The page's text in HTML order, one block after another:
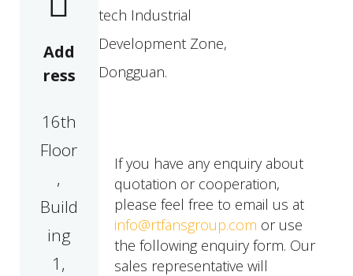
Add
ress
16th
Floor
,
Build
ing
1,
tech Industrial
Development Zone,
Dongguan.
If you have any enquiry about
quotation or cooperation,
please feel free to email us at
info@rtfansgroup.com or use
the following enquiry form. Our
sales representative will